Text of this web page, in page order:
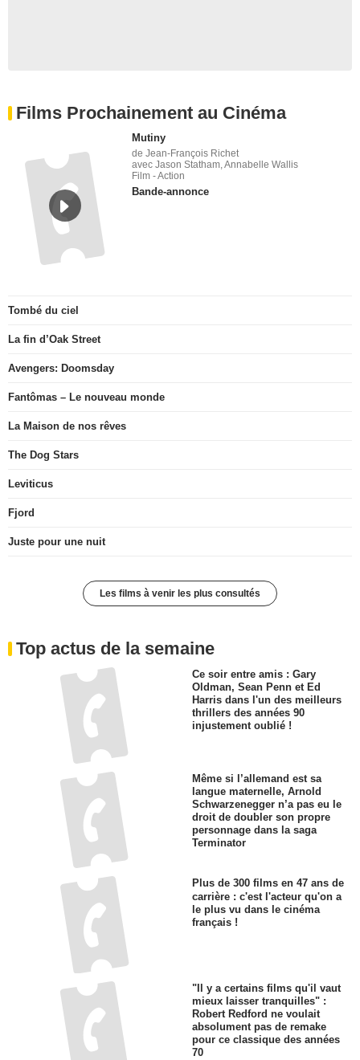
Films Prochainement au Cinéma
Mutiny
de Jean-François Richet
avec Jason Statham, Annabelle Wallis
Film - Action
Bande-annonce
Tombé du ciel
La fin d’Oak Street
Avengers: Doomsday
Fantômas – Le nouveau monde
La Maison de nos rêves
The Dog Stars
Leviticus
Fjord
Juste pour une nuit
Les films à venir les plus consultés
Top actus de la semaine
Ce soir entre amis : Gary
Oldman, Sean Penn et Ed
Harris dans l'un des meilleurs
thrillers des années 90
injustement oublié !
Même si l’allemand est sa
langue maternelle, Arnold
Schwarzenegger n’a pas eu le
droit de doubler son propre
personnage dans la saga
Terminator
Plus de 300 films en 47 ans de
carrière : c'est l'acteur qu'on a
le plus vu dans le cinéma
français !
"Il y a certains films qu'il vaut
mieux laisser tranquilles" :
Robert Redford ne voulait
absolument pas de remake
pour ce classique des années
70